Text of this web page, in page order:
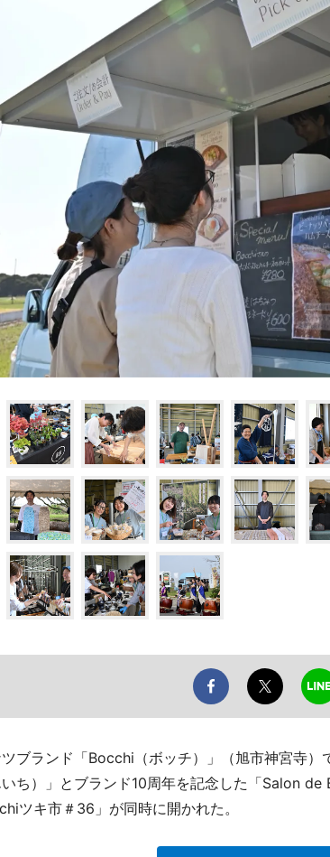
ブランド「Bocchi（ボッチ）」（旭市神宮寺）
ち）」とブランド10周年を記念した「Salon
ツキ市＃36」が同時に開かれた。